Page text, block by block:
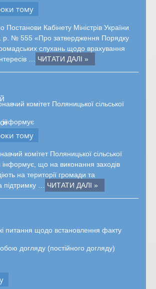
тому
Постанови Кабінету Міністрів України
р. № 555 «Про затвердження Порядку
слухань щодо врахування
…
ЧИТАТИ ДАЛІ »
комітет Поляницької сільської
інформує
тому
комітет Поляницької сільської
інформує, що на виконання заходів
на території громади та
підтримку …
ЧИТАТИ ДАЛІ »
питання щодо встановлення факту
догляду (постійного догляду)